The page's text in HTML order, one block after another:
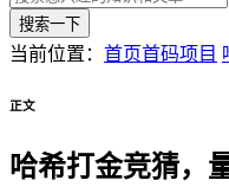
搜索一下
当前位置： 首页首码项目
正文
哈希打金竞猜，